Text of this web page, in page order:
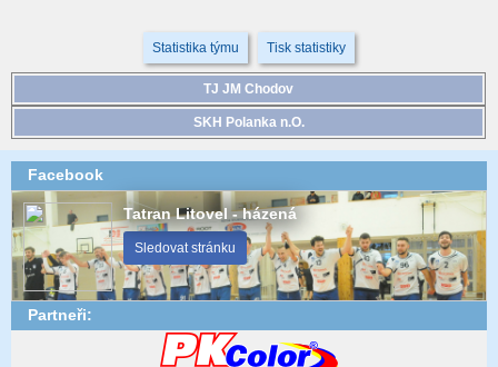
Statistika týmu Tisk statistiky
TJ JM Chodov
SKH Polanka n.O.
Facebook
Tatran Litovel - házená
Sledovat stránku
Partneři: